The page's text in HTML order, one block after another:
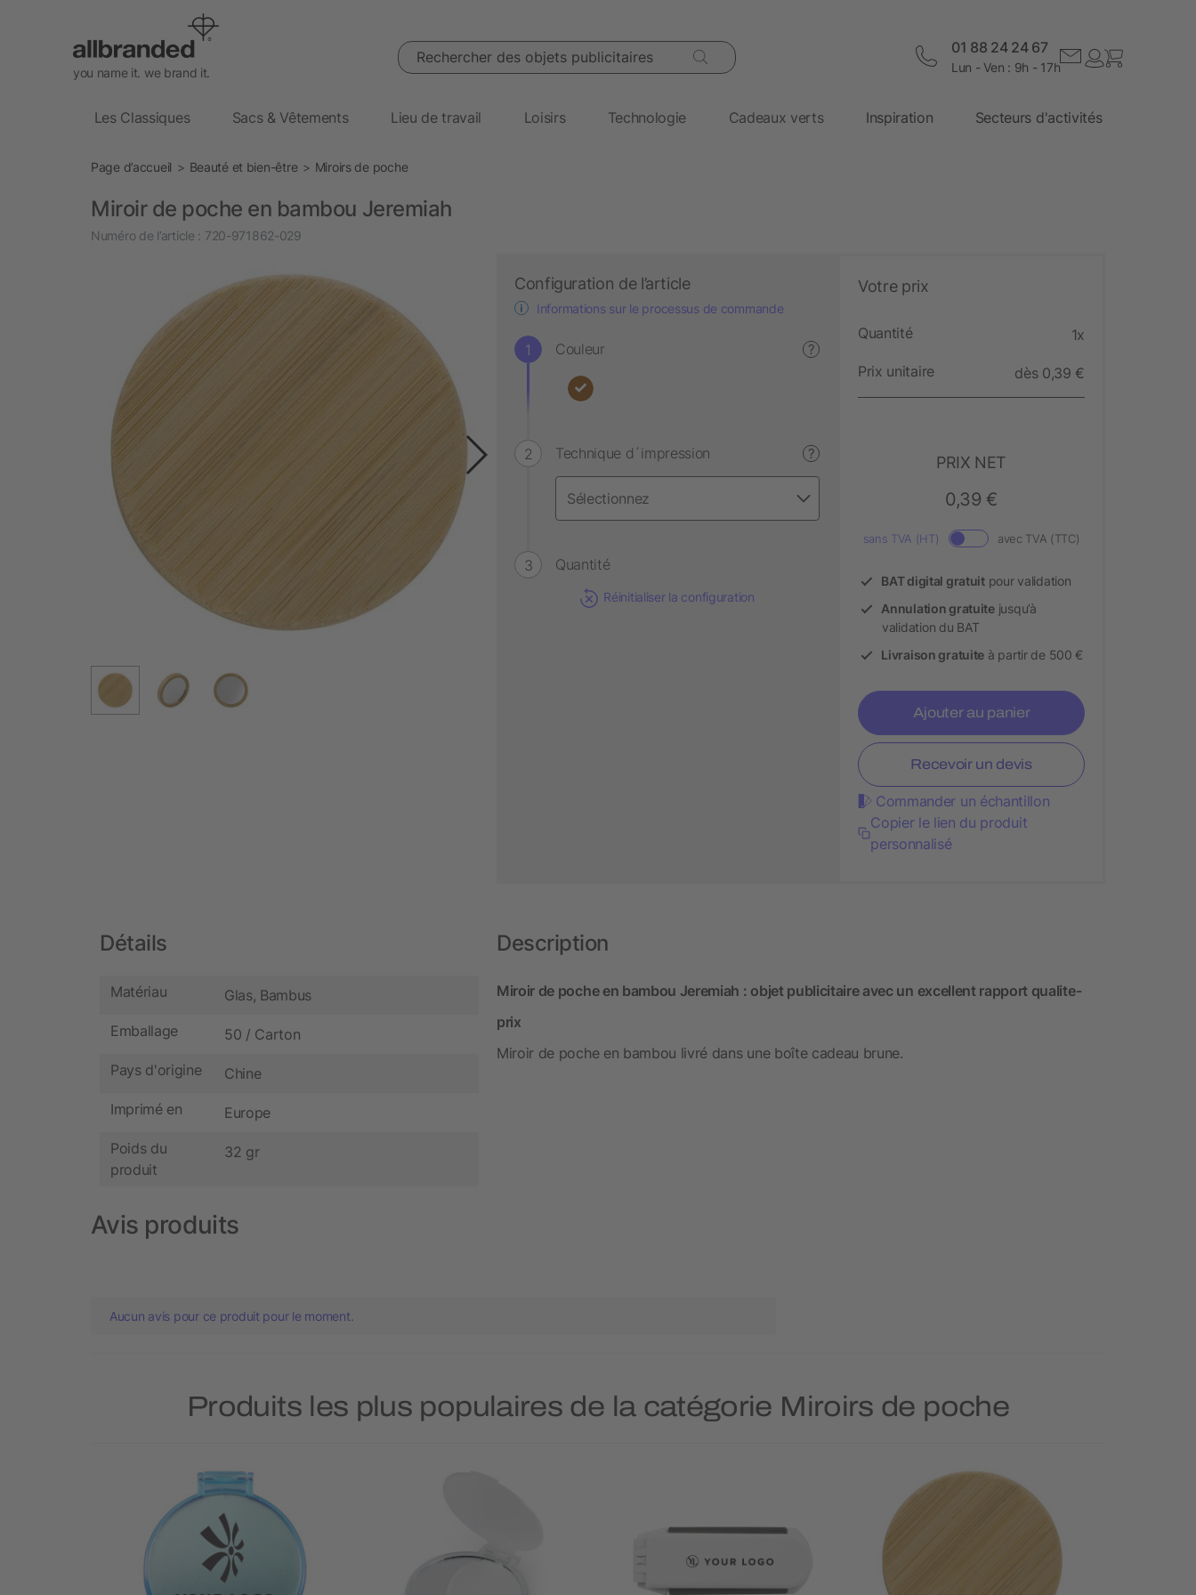
you name it. we brand it.
Rechercher des objets publicitaires 01 88 24 24 67
Lun - Ven : 9h - 17h
Les Classiques Sacs & Vêtements Lieu de travail Loisirs Technologie Cadeaux verts Inspiration Secteurs d'activités
Page d’accueil Beauté et bien-être Miroirs de poche
Miroir de poche en bambou Jeremiah
Numéro de l’article : 720-971862-029
Configuration de l’article
Informations sur le processus de commande
Couleur ?
Technique d´impression ?
Quantité
Réinitialiser la configuration
Votre prix
Quantité 1x
Prix unitaire dès 0,39 €
PRIX NET
0,39 €
sans TVA (HT) avec TVA (TTC)
BAT digital gratuitpour validation
Annulation gratuitejusqu’à
validation du BAT
Livraison gratuite à partir de 500 €
Ajouter au panier
Recevoir un devis
Commander un échantillon
Copier le lien du produit
personnalisé
Détails
Matériau Glas, Bambus
Emballage 50 / Carton
Pays d'origine Chine
Imprimé en Europe
Poids du
produit
32 gr
Description
Miroir de poche en bambou Jeremiah : objet publicitaire avec un excellent rapport qualite-
prix
Miroir de poche en bambou livré dans une boîte cadeau brune.
Avis produits
Aucun avis pour ce produit pour le moment.
Produits les plus populaires de la catégorie Miroirs de poche